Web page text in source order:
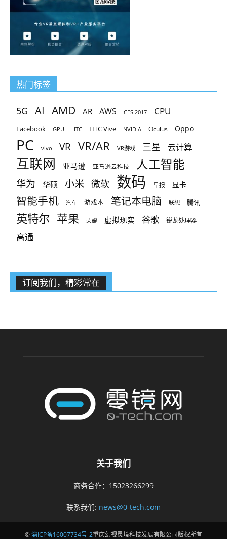
热门标签
5G AI AMD AR AWS CES 2017 CPU
Facebook GPU HTC HTC Vive NVIDIA Oculus Oppo
PC vivo VR VR/AR VR游戏 三星 云计算
互联网 亚马逊 亚马逊云科技 人工智能
华为 华硕 小米 微软 数码 早报 显卡
智能手机 汽车 游戏本 笔记本电脑 联想 腾讯
英特尔 苹果 荣耀 虚拟现实 谷歌 锐龙处理器
高通
订阅我们，精彩常在
关于我们
商务合作：15023266299
联系我们: news@0-tech.com
©渝ICP备16007734号-2重庆幻视灵境科技发展有限公司版权所有